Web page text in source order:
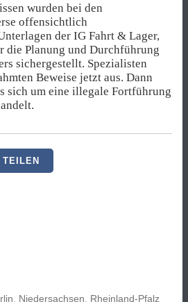
wurden bei den
offensichtlich
der IG Fahrt & Lager,
die Planung und Durchführung
sichergestellt. Spezialisten
Beweise jetzt aus. Dann
sich um eine illegale Fortführung
Niedersachsen Rheinland-Pfalz